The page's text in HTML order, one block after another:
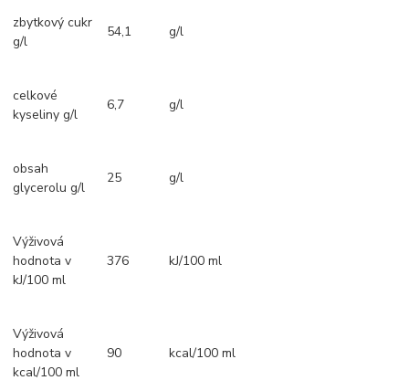
zbytkový cukr
g/l
54,1 g/l
celkové
kyseliny g/l
6,7 g/l
obsah
glycerolu g/l
25 g/l
Výživová
hodnota v
kJ/100 ml
376 kJ/100 ml
Výživová
hodnota v
kcal/100 ml
90 kcal/100 ml